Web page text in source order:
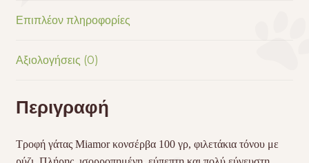
Επιπλέον πληροφορίες
Αξιολογήσεις (0)
Περιγραφή
Τροφή γάτας Miamor κονσέρβα 100 γρ, φιλετάκια τόνου με